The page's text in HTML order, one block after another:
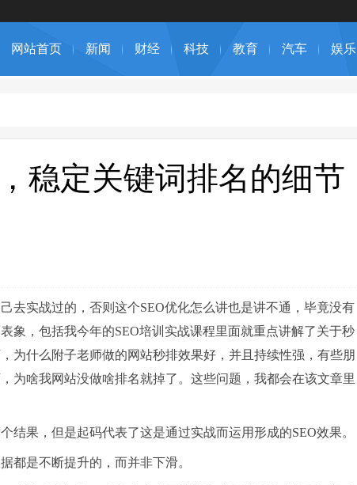
网站首页 新闻 财经 科技 教育 汽车 娱乐
稳定关键词排名的细节
去实战过的，否则这个SEO优化怎么讲也是讲不通，毕竟没有
象，包括我今年的SEO培训实战课程里面就重点讲解了关于秒
为什么附子老师做的网站秒排效果好，并且持续性强，有些朋
为啥我网站没做啥排名就掉了。这些问题，我都会在该文章里
果，但是起码代表了这是通过实战而运用形成的SEO效果。
都是不断提升的，而并非下滑。